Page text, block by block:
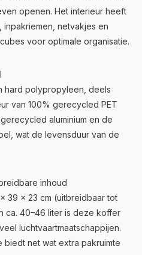
openen. Het interieur heeft
netvakjes en
voor optimale organisatie.
hard polypropyleen, deels
van 100% gerecycled PET
aluminium en de
wat de levensduur van de
inhoud
39 × 23 cm (uitbreidbaar tot
ca. 40–46 liter is deze koffer
luchtvaartmaatschappijen.
biedt net wat extra pakruimte